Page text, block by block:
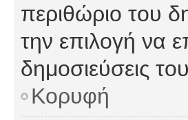
περιθώριο του
την επιλογή να
δημοσιεύσεις
Κορυφή